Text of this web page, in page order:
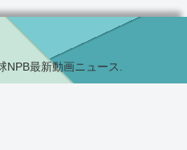
NPB最新動画ニュース.